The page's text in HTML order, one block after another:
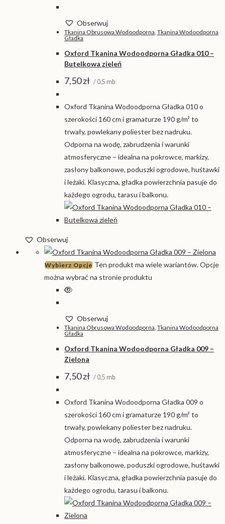
Obserwuj
Tkanina Obrusowa Wodoodporna Tkanina Wodoodporna
Gładka
Oxford Tkanina Wodoodporna Gładka 010 –
Butelkowa zieleń
7,50zł / 0,5 mb
Oxford Tkanina Wodoodporna Gładka 010 o
szerokości 160 cm i gramaturze 190 g/m² to
trwały, powlekany poliester bez nadruku.
Odporna na wodę, zabrudzenia i warunki
atmosferyczne – idealna na pokrowce, markizy,
zasłony balkonowe, poduszki ogrodowe, huśtawki
i leżaki. Klasyczna, gładka powierzchnia pasuje do
każdego ogrodu, tarasu i balkonu.
Obserwuj
Wybierz Opcje Ten produkt ma wiele wariantów. Opcje
można wybrać na stronie produktu
Obserwuj
Tkanina Obrusowa Wodoodporna Tkanina Wodoodporna
Gładka
Oxford Tkanina Wodoodporna Gładka 009 –
Zielona
7,50zł / 0,5 mb
Oxford Tkanina Wodoodporna Gładka 009 o
szerokości 160 cm i gramaturze 190 g/m² to
trwały, powlekany poliester bez nadruku.
Odporna na wodę, zabrudzenia i warunki
atmosferyczne – idealna na pokrowce, markizy,
zasłony balkonowe, poduszki ogrodowe, huśtawki
i leżaki. Klasyczna, gładka powierzchnia pasuje do
każdego ogrodu, tarasu i balkonu.